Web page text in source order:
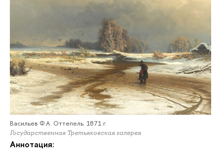
Васильев Ф.А. Оттепель. 1871 г.
Государственная Третьяковская галерея
Аннотация: